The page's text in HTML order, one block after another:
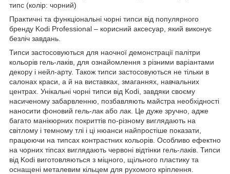
типс (колір: чорний)
Практичні та функціональні чорні типси від популярного
бренду Kodi Professional – корисний аксесуар, який виконує
безліч завдань.
Типси застосовуються для наочної демонстрації палітри
кольорів гель-лаків, для ознайомлення з різними варіантами
декору і нейл-арту. Також типси застосовуються не тільки в
салонах краси, а й на виставках, змаганнях, навчальних
центрах. Унікальні чорні типси від Kodi, завдяки своєму
насиченому забарвленню, позбавляють майстра необхідності
наносити фоновий гель-лак або лак. Це дуже зручно, адже
багато манікюрних покриттів по-різному виглядають на
світлому і темному тлі і ці нюанси найпростіше показати,
працюючи на типсах контрастних кольорів. Особливо ефектно
на чорних тіпсах виглядають червоні відтінки гель-лаків. Типси
від Kodi виготовляються з міцного, щільного пластику та
оснащені металевим кільцем для рухомого кріплення.